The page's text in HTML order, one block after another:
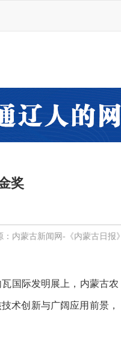
奖
内蒙古新闻网-《内蒙古日报》
国际发明展上，内蒙古农
术创新与广阔应用前景，